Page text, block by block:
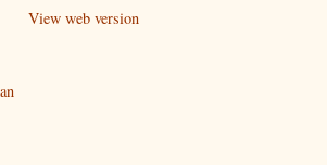
View web version